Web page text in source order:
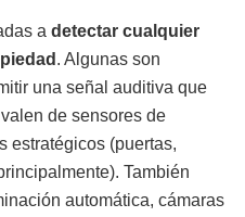
a detectar cualquier
. Algunas son
una señal auditiva que
de sensores de
estratégicos (puertas,
También
automática, cámaras